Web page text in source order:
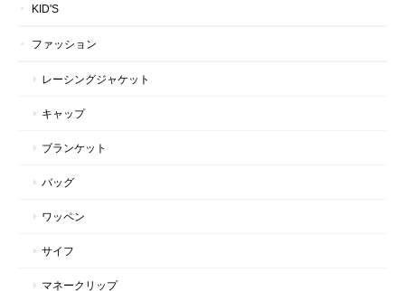
KID'S
ファッション
レーシングジャケット
キャップ
ブランケット
バッグ
ワッペン
サイフ
マネークリップ